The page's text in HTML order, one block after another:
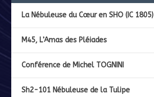
La Nébuleuse du Cœur en SHO (IC 1805)
M45, L’Amas des Pléiades
Conférence de Michel TOGNINI
Sh2-101 Nébuleuse de la Tulipe